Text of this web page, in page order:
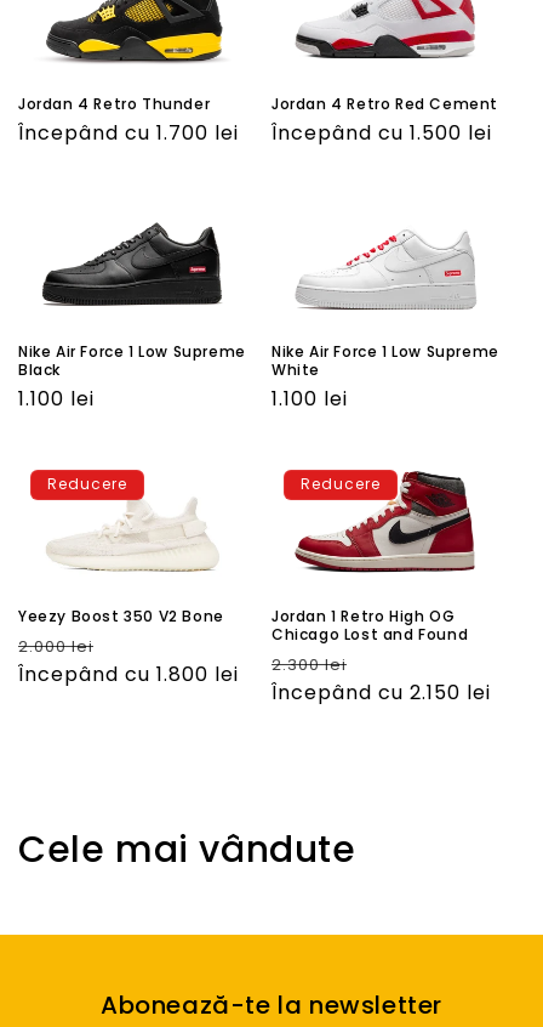
Jordan 4 Retro Thunder
Preţ
Începând cu 1.700 lei
Jordan 4 Retro Red Cement
Preţ
Începând cu 1.500 lei
Nike Air Force 1 Low Supreme
Black
Preţ
1.100 lei
Nike Air Force 1 Low Supreme
White
Preţ
1.100 lei
Reducere
Yeezy Boost 350 V2 Bone
Preţ
obişnuit
2.000 lei
redus
Începând cu 1.800 lei
Reducere
Jordan 1 Retro High OG
Chicago Lost and Found
Preţ
obişnuit
2.300 lei
redus
Începând cu 2.150 lei
C
l
Cele mai vândute
Abonează-te la newsletter